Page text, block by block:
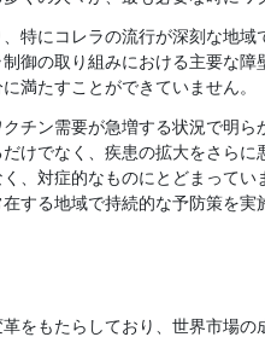
特にコレラの流行が深刻な地
御の取り組みにおける主要な
満たすことができていません。
チン需要が急増する状況で明
けでなく、疾患の拡大をさら
、対症的なものにとどまって
する地域で持続的な予防策を実
をもたらしており、世界市場